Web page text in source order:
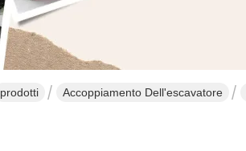
prodotti Accoppiamento Dell'escavatore